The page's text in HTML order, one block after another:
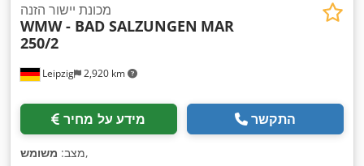
Leipzig 2,920 km
מכונת יישור הזנה
WMW - BAD SALZUNGEN MAR
250/2
מידע על מחיר התקשר
מצב: משומש ,